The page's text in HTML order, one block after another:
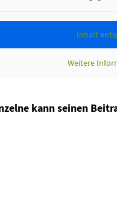
Inhalt
Weitere
kann seinen